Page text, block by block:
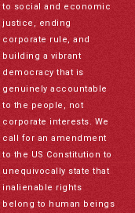
to social and economic
justice, ending
corporate rule, and
building a vibrant
democracy that is
genuinely accountable
to the people, not
corporate interests. We
call for an amendment
to the US Constitution to
unequivocally state that
inalienable rights
belong to human beings